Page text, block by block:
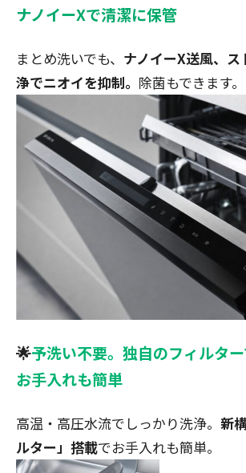
ナノイーXで清潔に保管
まとめ洗いでも、 ナノイーX送風、
浄でニオイを抑制。 除菌もできます。
🌟予洗い不要。独自のフィルタ
お手入れも簡単
高温・高圧水流でしっかり洗浄。 新
ルター」搭載でお手入れも簡単。